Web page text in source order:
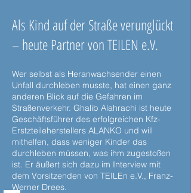
Als Kind auf der Straße verunglückt
– heute Partner von TEILEN e.V.
Wer selbst als Heranwachsender einen
Unfall durchleben musste, hat einen ganz
anderen Blick auf die Gefahren im
Straßenverkehr. Ghalib Alahrachi ist heute
Geschäftsführer des erfolgreichen Kfz-
Erstzteileherstellers ALANKO und will
mithelfen, dass weniger Kinder das
durchleben müssen, was ihm zugestoßen
ist. Er äußert sich dazu im Interview mit
dem Vorsitzenden von TEILEn e.V., Franz-
Werner Drees.